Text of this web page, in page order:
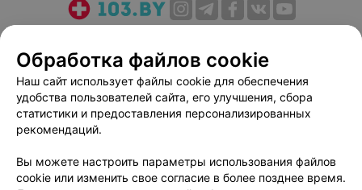
Медицинский маркетинг
Публичный договор
Пользовательское соглашение
Способы оплаты
Вакансии
Партнеры
Написать руководителю 103.by
Персональные настройки cookie
Обработка файлов cookie
Наш сайт использует файлы cookie для обеспечения
удобства пользователей сайта, его улучшения, сбора
статистики и предоставления персонализированных
рекомендаций.
Вы можете настроить параметры использования файлов
cookie или изменить свое согласие в более позднее время.